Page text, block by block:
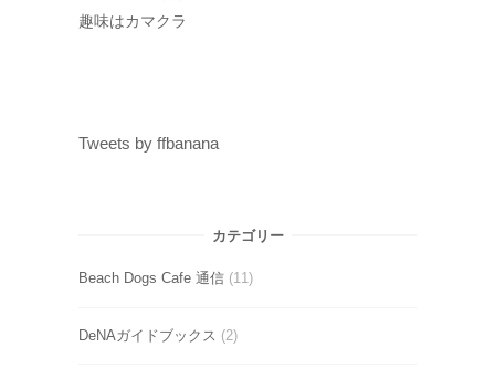
趣味はカマクラ
Tweets by ffbanana
カテゴリー
Beach Dogs Cafe 通信 (11)
DeNAガイドブックス (2)